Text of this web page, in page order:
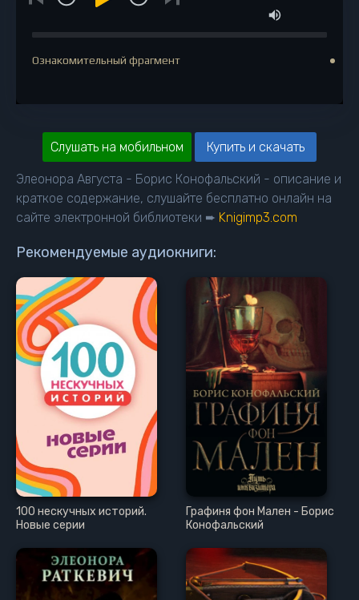
Ознакомительный фрагмент
Слушать на мобильном Купить и скачать
Элеонора Августа - Борис Конофальский - описание и
краткое содержание, слушайте бесплатно онлайн на
сайте электронной библиотеки ➨ Knigimp3.com
Рекомендуемые аудиокниги:
100 нескучных историй.
Новые серии
Графиня фон Мален - Борис
Конофальский